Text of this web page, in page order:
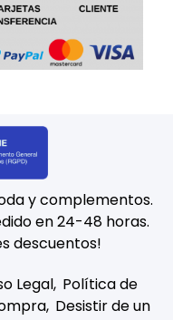
y complementos.
en 24-48 horas.
descuentos!
Legal Política de
Desistir de un